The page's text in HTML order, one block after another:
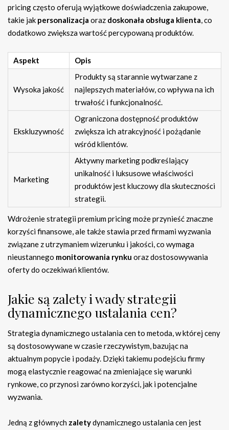
pricing często oferują wyjątkowe doświadczenia zakupowe,
takie jak personalizacja oraz doskonała obsługa klienta, co
dodatkowo zwiększa wartość percypowaną produktów.
Aspekt Opis
Wysoka jakość
Produkty są starannie wytwarzane z
najlepszych materiałów, co wpływa na ich
trwałość i funkcjonalność.
Ekskluzywność
Ograniczona dostępność produktów
zwiększa ich atrakcyjność i pożądanie
wśród klientów.
Marketing
Aktywny marketing podkreślający
unikalność i luksusowe właściwości
produktów jest kluczowy dla skuteczności
strategii.
Wdrożenie strategii premium pricing może przynieść znaczne
korzyści finansowe, ale także stawia przed firmami wyzwania
związane z utrzymaniem wizerunku i jakości, co wymaga
nieustannego monitorowania rynku oraz dostosowywania
oferty do oczekiwań klientów.
Jakie są zalety i wady strategii
dynamicznego ustalania cen?
Strategia dynamicznego ustalania cen to metoda, w której ceny
są dostosowywane w czasie rzeczywistym, bazując na
aktualnym popycie i podaży. Dzięki takiemu podejściu firmy
mogą elastycznie reagować na zmieniające się warunki
rynkowe, co przynosi zarówno korzyści, jak i potencjalne
wyzwania.
Jedną z głównych zaletydynamicznego ustalania cen jest